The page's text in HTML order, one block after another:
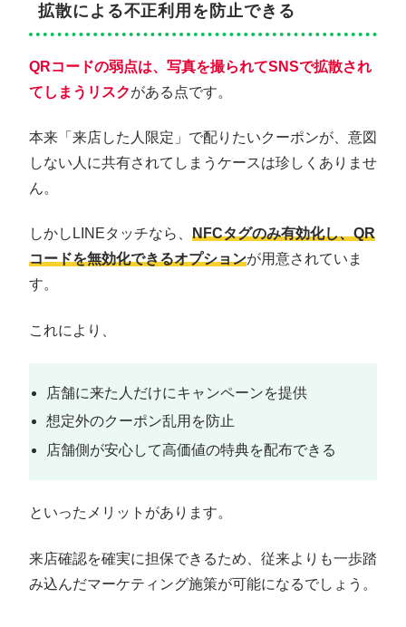
拡散による不正利用を防止できる
QRコードの弱点は、写真を撮られてSNSで拡散され
てしまうリスクがある点です。
本来「来店した人限定」で配りたいクーポンが、意図
しない人に共有されてしまうケースは珍しくありませ
ん。
しかしLINEタッチなら、 NFCタグのみ有効化し、QR
コードを無効化できるオプションが用意されていま
す。
これにより、
店舗に来た人だけにキャンペーンを提供
想定外のクーポン乱用を防止
店舗側が安心して高価値の特典を配布できる
といったメリットがあります。
来店確認を確実に担保できるため、従来よりも一歩踏
み込んだマーケティング施策が可能になるでしょう。